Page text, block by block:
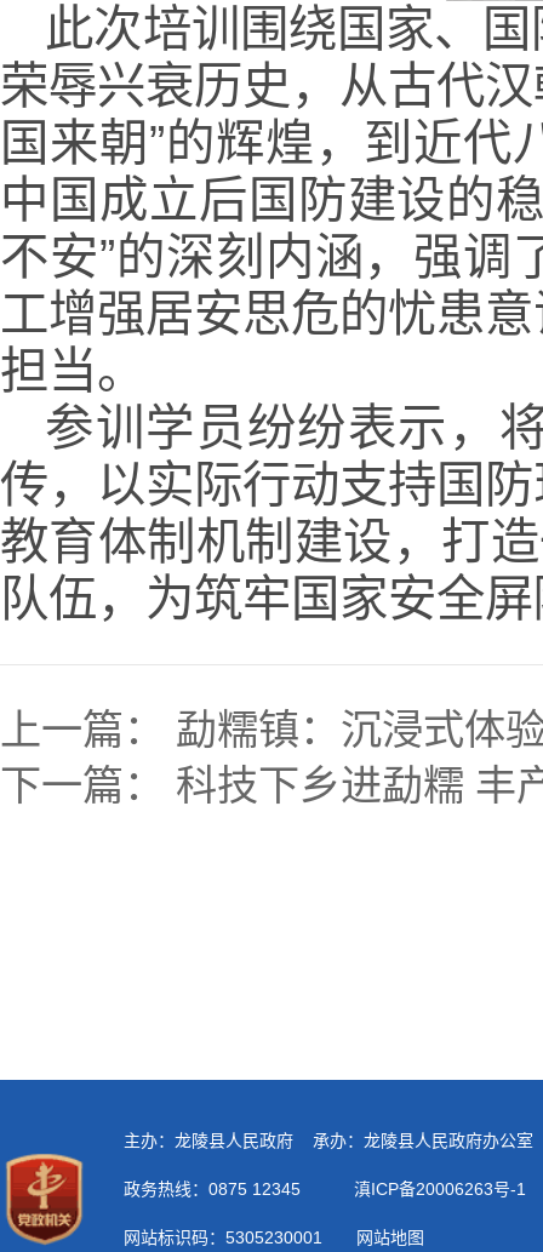
此次培训围绕国家、
荣辱兴衰历史，从古代
国来朝”的辉煌，到近
中国成立后国防建设的
不安”的深刻内涵，强
工增强居安思危的忧患
担当。
参训学员纷纷表示，
传，以实际行动支持国
教育体制机制建设，打
队伍，为筑牢国家安全
上一篇： 勐糯镇：沉浸式体
下一篇： 科技下乡进勐糯 丰